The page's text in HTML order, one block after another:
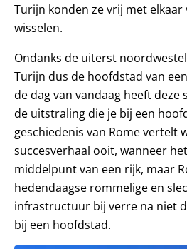
Turijn konden ze vrij met elkaar
wisselen.
Ondanks de uiterst
Turijn dus de hoofdstad van
de dag van vandaag heeft deze
de uitstraling die je bij een
geschiedenis van Rome vertelt
succesverhaal ooit, wanneer
middelpunt van een rijk, maar
hedendaagse rommelige en
infrastructuur bij verre na niet
bij een hoofdstad.